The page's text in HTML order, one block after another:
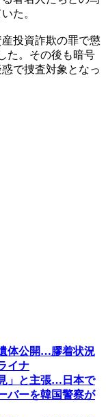
た。
投資詐欺の罪で懲
た。その後も暗号
で捜査対象となっ
体公開…膠着状況
イナ
」と主張…日本で
バーを韓国警察が